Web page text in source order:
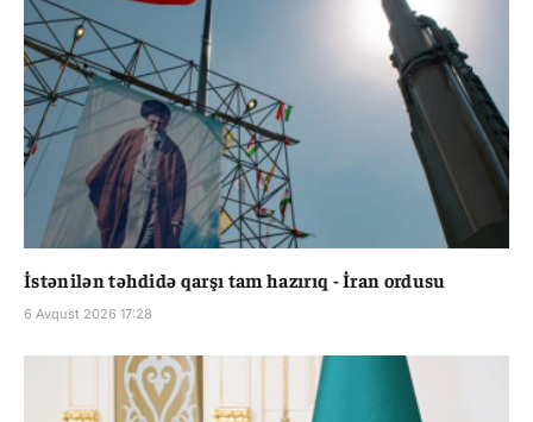
İstənilən təhdidə qarşı tam hazırıq - İran ordusu
6 Avqust 2026 17:28